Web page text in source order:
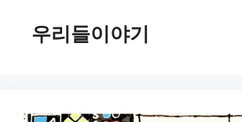
우리들이야기